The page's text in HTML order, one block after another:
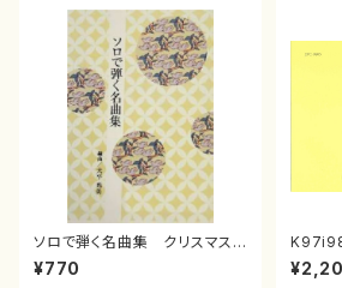
ソロで弾く名曲集 クリスマス・
イブ／恋人がサンタクロース(
箏独奏 /大平光美 編曲/楽
¥770
めの（
楽譜）